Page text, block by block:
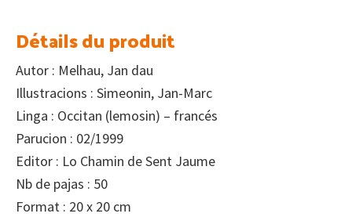
Détails du produit
Autor : Melhau, Jan dau
Illustracions : Simeonin, Jan-Marc
Linga : Occitan (lemosin) – francés
Parucion : 02/1999
Editor : Lo Chamin de Sent Jaume
Nb de pajas : 50
Format : 20 x 20 cm